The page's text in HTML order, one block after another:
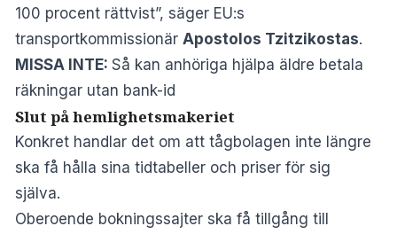
100 procent rättvist”, säger EU:s
transportkommissionär Apostolos Tzitzikostas.
MISSA INTE: Så kan anhöriga hjälpa äldre betala
räkningar utan bank-id
Slut på hemlighetsmakeriet
Konkret handlar det om att tågbolagen inte längre
ska få hålla sina tidtabeller och priser för sig
själva.
Oberoende bokningssajter ska få tillgång till